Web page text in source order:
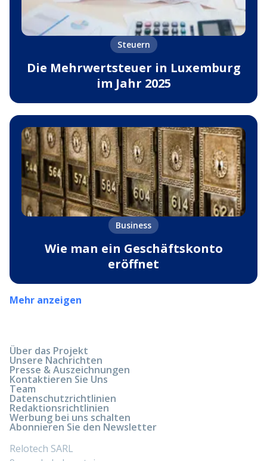
Steuern
Die Mehrwertsteuer in Luxemburg
im Jahr 2025
Business
Wie man ein Geschäftskonto
eröffnet
Mehr anzeigen
Über das Projekt
Unsere Nachrichten
Presse & Auszeichnungen
Kontaktieren Sie Uns
Team
Datenschutzrichtlinien
Redaktionsrichtlinien
Werbung bei uns schalten
Abonnieren Sie den Newsletter
Relotech SARL